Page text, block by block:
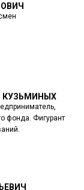
КУЗЬМИНЫХ
фонда. Фигурант